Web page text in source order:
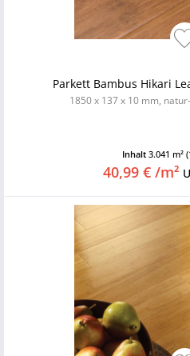
Parkett Bambus Hikari
1850 x 137 x 10 mm,
Inhalt 3.041 m²
40,99 € /m²